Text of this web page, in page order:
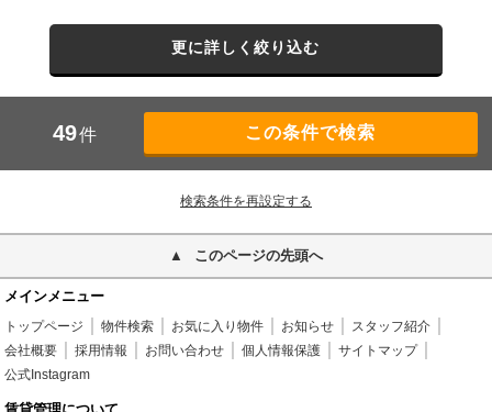
更に詳しく絞り込む
49件
検索条件を再設定する
このページの先頭へ
メインメニュー
トップページ 物件検索 お気に入り物件 お知らせ
スタッフ紹介
会社概要
採用情報 お問い合わせ 個人情報保護
サイトマップ
公式Instagram
賃貸管理について